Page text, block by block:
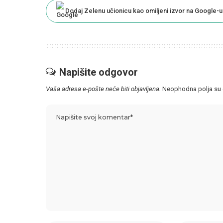
Dodaj Zelenu učionicu kao omiljeni izvor na Google-u
Napišite odgovor
Vaša adresa e-pošte neće biti objavljena. Neophodna polja su